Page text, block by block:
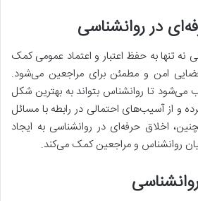
در روانشناسی
نه تنها به حفظ اعتبار و اعتماد عمومی کمک
امن و مطمئن برای مراجعین می‌شود.
تا روانشناس بتواند به بهترین شکل
و از آسیب‌های احتمالی در رابطه با مسائل
اخلاق حرفه‌ای در روانشناسی به ایجاد
روانشناس و مراجعین کمک می‌کند.